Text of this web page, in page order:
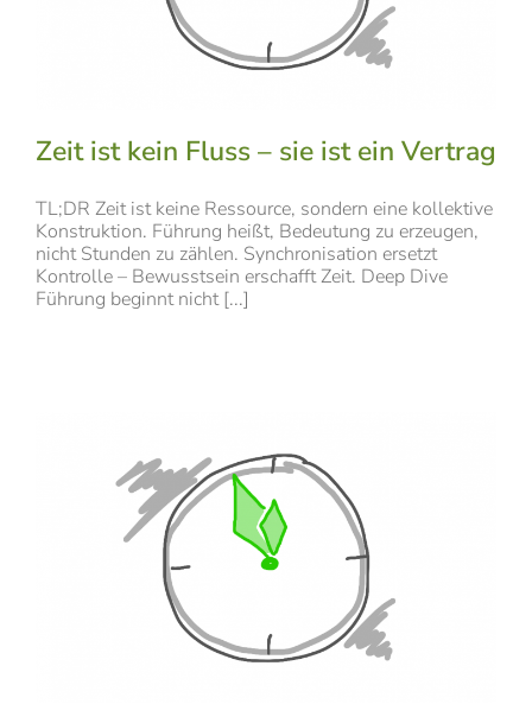
Zeit ist kein Fluss – sie ist ein Vertrag
TL;DR Zeit ist keine Ressource, sondern eine kollektive
Konstruktion. Führung heißt, Bedeutung zu erzeugen,
nicht Stunden zu zählen. Synchronisation ersetzt
Kontrolle – Bewusstsein erschafft Zeit. Deep Dive
Führung beginnt nicht [...]